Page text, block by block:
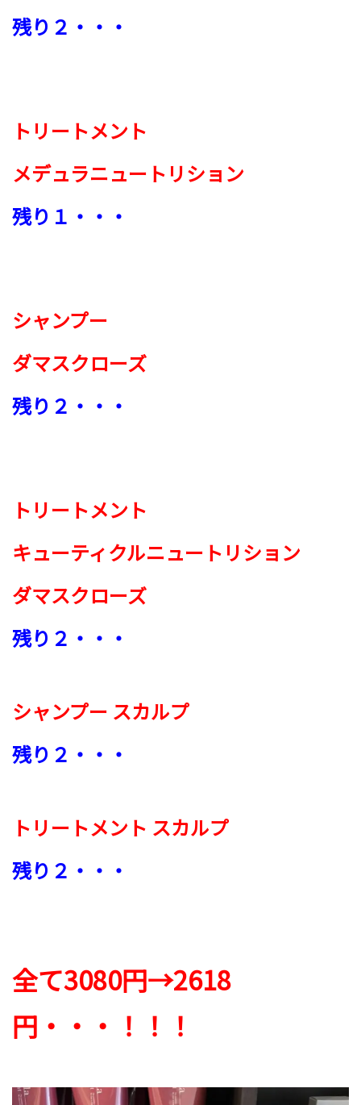
残り２・・・
トリートメント
メデュラニュートリション
残り１・・・
シャンプー
ダマスクローズ
残り２・・・
トリートメント
キューティクルニュートリション
ダマスクローズ
残り２・・・
シャンプー スカルプ
残り２・・・
トリートメント スカルプ
残り２・・・
全て3080円→2618
円・・・！！！